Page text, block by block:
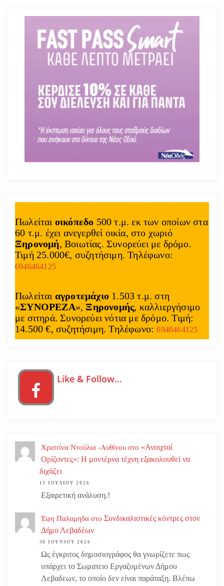
Πωλείται οικόπεδο 500 τ.μ. εκ των οποίων στα
60 τ.μ. έχει ανεγερθεί οικία, στο χωριό
Ξηρονομή, Βοιωτίας. Συνορεύει με δρόμο.
Τιμή 25.000€, συζητήσιμη. Τηλέφωνο:
6946464125
Πωλείται αγροτεμάχιο 1.503 τ.μ. στη
«ΣΥΝΟΡΕΖΑ», Ξηρονομής, καλλιεργήσιμο
με σιτηρά. Συνορεύει νότια με δρόμο. Τιμή:
14.500 €, συζητήσιμη. Τηλέφωνο:6946464125
Like & Follow…
Χριστίνα Ντούλια -Αυθίνου στο «Ανοιχτοί
Ορίζοντες»: Η μοντέρνα τέχνη εξακολουθεί να
διχάζει
13 ΙΟΥΛΊΟΥ 2026
Εξαιρετική ανάλυση.!
Έφη Παλαμηδα στο Συνδικαλιστικές κόντρες στον
Δήμο Λεβαδέων
30 ΙΟΥΝΊΟΥ 2026
Ως έγκριτος δημοσιογράφος θα γνωρίζετε πως
υπάρχει το Σωματειο Εργαζομένων Δήμου
Λεβαδεων, το οποίο δεν είναι παράταξη. Βλέπω